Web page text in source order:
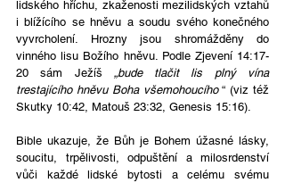
lidského hříchu, zkaženosti mezilidských vztahů
i blížícího se hněvu a soudu svého konečného
vyvrcholení. Hrozny jsou shromážděny do
vinného lisu Božího hněvu. Podle Zjevení 14:17-
20 sám Ježíš „bude tlačit lis plný vína
trestajícího hněvu Boha všemohoucího “ (viz též
Skutky 10:42, Matouš 23:32, Genesis 15:16).
Bible ukazuje, že Bůh je Bohem úžasné lásky,
soucitu, trpělivosti, odpuštění a milosrdenství
vůči každé lidské bytosti a celému svému